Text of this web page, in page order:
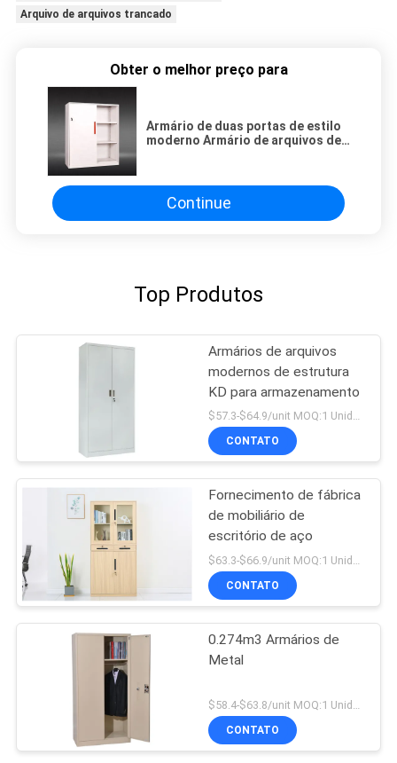
Arquivo de arquivos trancado
Obter o melhor preço para
Armário de duas portas de estilo
moderno Armário de arquivos de
Continue
Top Produtos
Armários de arquivos
modernos de estrutura
KD para armazenamento
$57.3-$64.9/unit MOQ:1 Unidade
CONTATO
Fornecimento de fábrica
de mobiliário de
escritório de aço
$63.3-$66.9/unit MOQ:1 Unidade
CONTATO
0.274m3 Armários de
Metal
CONTATO